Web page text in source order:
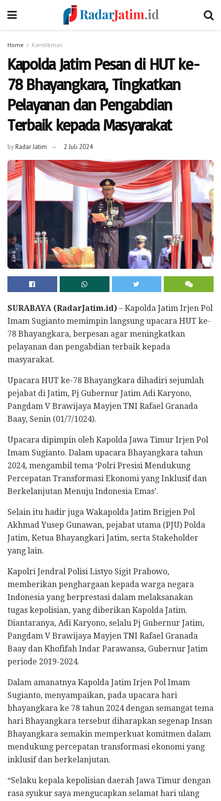
Home Kamtibmas
Kapolda Jatim Pesan di HUT ke-
78 Bhayangkara, Tingkatkan
Pelayanan dan Pengabdian
Terbaik kepada Masyarakat
byRadar Jatim 2 Juli 2024
SURABAYA (RadarJatim.id) – Kapolda Jatim Irjen Pol
Imam Sugianto memimpin langsung upacara HUT ke-
78 Bhayangkara, berpesan agar meningkatkan
pelayanan dan pengabdian terbaik kepada
masyarakat.
Upacara HUT ke-78 Bhayangkara dihadiri sejumlah
pejabat di Jatim, Pj Gubernur Jatim Adi Karyono,
Pangdam V Brawijaya Mayjen TNI Rafael Granada
Baay, Senin (01/7/1024).
Upacara dipimpin oleh Kapolda Jawa Timur Irjen Pol
Imam Sugianto. Dalam upacara Bhayangkara tahun
2024, mengambil tema ‘Polri Presisi Mendukung
Percepatan Transformasi Ekonomi yang Inklusif dan
Berkelanjutan Menuju Indonesia Emas’.
Selain itu hadir juga Wakapolda Jatim Brigjen Pol
Akhmad Yusep Gunawan, pejabat utama (PJU) Polda
Jatim, Ketua Bhayangkari Jatim, serta Stakeholder
yang lain.
Kapolri Jendral Polisi Listyo Sigit Prabowo,
memberikan penghargaan kepada warga negara
Indonesia yang berprestasi dalam melaksanakan
tugas kepolisian, yang diberikan Kapolda Jatim.
Diantaranya, Adi Karyono, selalu Pj Gubernur Jatim,
Pangdam V Brawijaya Mayjen TNI Rafael Granada
Baay dan Khofifah Indar Parawansa, Gubernur Jatim
periode 2019-2024.
Dalam amanatnya Kapolda Jatim Irjen Pol Imam
Sugianto, menyampaikan, pada upacara hari
bhayangkara ke 78 tahun 2024 dengan semangat tema
hari Bhayangkara tersebut diharapkan segenap Insan
Bhayangkara semakin memperkuat komitmen dalam
mendukung percepatan transformasi ekonomi yang
inklusif dan berkelanjutan.
“Selaku kepala kepolisian daerah Jawa Timur dengan
rasa syukur saya mengucapkan selamat hari ulang